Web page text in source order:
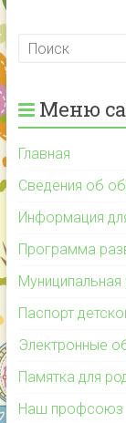
Меню
Главная
Сведения об
Информация
Программа
Муниципальная
Паспорт
Электронные
Памятка для
Наш профсоюз